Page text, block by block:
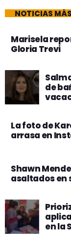
NOTICIAS
Marisela
Gloria Trevi
de
La foto de
arrasa en
Shawn
asaltados en
en la